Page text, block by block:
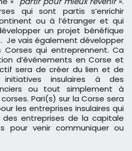
qui sont partis s’enrichir
ou à l’étranger et qui
un projet bénéfique
Je vais également développer
Corses qui entreprennent. Ca
d’événements en Corse et
sera de créer du lien et de
insulaires à des
ou tout simplement à
Pari(s) sur la Corse sera
les entreprises insulaires qui
entreprises de la capitale
pour venir communiquer ou